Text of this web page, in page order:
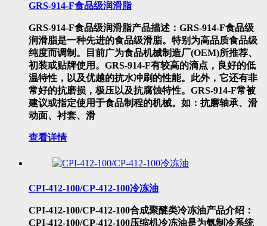
GRS-914-F食品级润滑脂
GRS-914-F食品级润滑脂产品描述：GRS-914-F食品级
润滑脂是一种先进的食品级滑脂。特别为高品质食品级
纯度而调制。目前广为食品机械制造厂(OEM)所推荐、
初装或贴牌使用。GRS-914-F有较高的滴点，良好的低
温特性，以及优越的抗水冲刷的性能。此外，它还有非
常好的抗磨损，极压以及抗腐蚀特性。GRS-914-F常被
建议或指定使用于食品制程的机械。如：抗磨轴承、滑
动面、衬套、滑
查看详情
CPI-412-100/CP-412-100冷冻油
CPI-412-100/CP-412-100合成聚醚类冷冻油产品介绍：
CPI-412-100/CP-412-100压缩机冷冻油是为氨制冷系统